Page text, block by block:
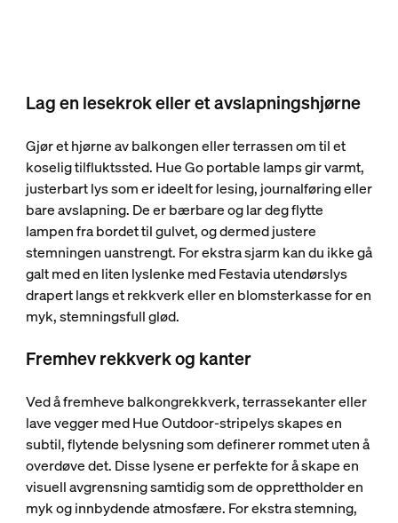
Lag en lesekrok eller et avslapningshjørne
Gjør et hjørne av balkongen eller terrassen om til et
koselig tilfluktssted. Hue Go portable lamps gir varmt,
justerbart lys som er ideelt for lesing, journalføring eller
bare avslapning. De er bærbare og lar deg flytte
lampen fra bordet til gulvet, og dermed justere
stemningen uanstrengt. For ekstra sjarm kan du ikke gå
galt med en liten lyslenke med Festavia utendørslys
drapert langs et rekkverk eller en blomsterkasse for en
myk, stemningsfull glød.
Fremhev rekkverk og kanter
Ved å fremheve balkongrekkverk, terrassekanter eller
lave vegger med Hue Outdoor-stripelys skapes en
subtil, flytende belysning som definerer rommet uten å
overdøve det. Disse lysene er perfekte for å skape en
visuell avgrensning samtidig som de opprettholder en
myk og innbydende atmosfære. For ekstra stemning,